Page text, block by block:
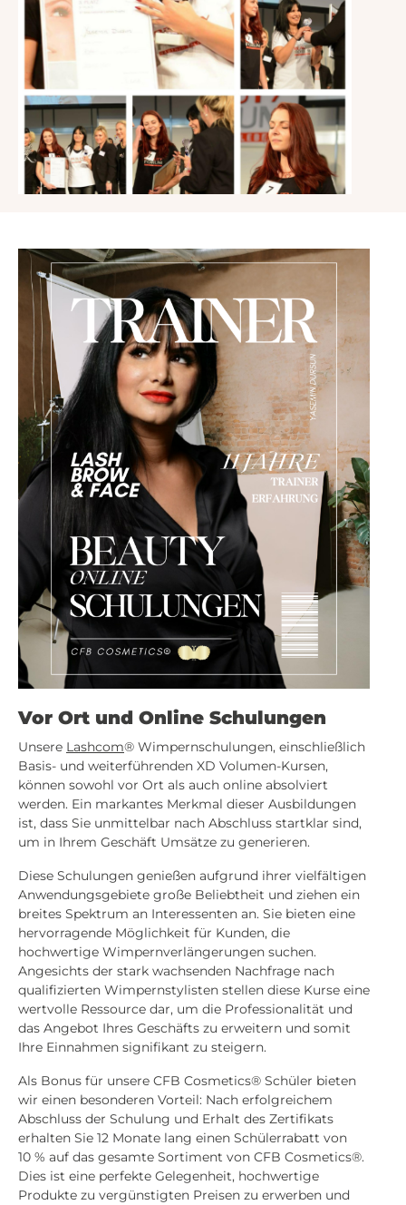
Vor Ort und Online Schulungen
Unsere Lashcom® Wimpernschulungen, einschließlich
Basis- und weiterführenden XD Volumen-Kursen,
können sowohl vor Ort als auch online absolviert
werden. Ein markantes Merkmal dieser Ausbildungen
ist, dass Sie unmittelbar nach Abschluss startklar sind,
um in Ihrem Geschäft Umsätze zu generieren.
Diese Schulungen genießen aufgrund ihrer vielfältigen
Anwendungsgebiete große Beliebtheit und ziehen ein
breites Spektrum an Interessenten an. Sie bieten eine
hervorragende Möglichkeit für Kunden, die
hochwertige Wimpernverlängerungen suchen.
Angesichts der stark wachsenden Nachfrage nach
qualifizierten Wimpernstylisten stellen diese Kurse eine
wertvolle Ressource dar, um die Professionalität und
das Angebot Ihres Geschäfts zu erweitern und somit
Ihre Einnahmen signifikant zu steigern.
Als Bonus für unsere CFB Cosmetics® Schüler bieten
wir einen besonderen Vorteil: Nach erfolgreichem
Abschluss der Schulung und Erhalt des Zertifikats
erhalten Sie 12 Monate lang einen Schülerrabatt von
10 % auf das gesamte Sortiment von CFB Cosmetics®.
Dies ist eine perfekte Gelegenheit, hochwertige
Produkte zu vergünstigten Preisen zu erwerben und